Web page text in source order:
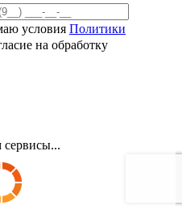
условия Политики
на обработку